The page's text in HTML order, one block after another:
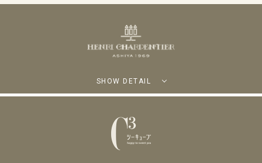
SHOW DETAIL